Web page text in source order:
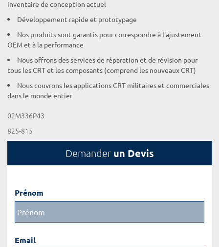
inventaire de conception actuel
Développement rapide et prototypage
Nos produits sont garantis pour correspondre à l'ajustement
OEM et à la performance
Nous offrons des services de réparation et de révision pour
tous les CRT et les composants (comprend les nouveaux CRT)
Nous couvrons les applications CRT militaires et commerciales
dans le monde entier
02M336P43
825-815
Demander un Devis
Prénom
Email